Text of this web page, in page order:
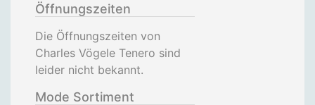
Öffnungszeiten
Die Öffnungszeiten von
Charles Vögele Tenero sind
leider nicht bekannt.
Mode Sortiment